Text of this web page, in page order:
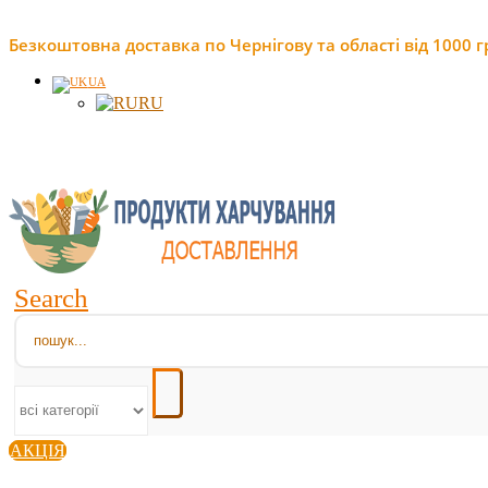
Безкоштовна доставка по Чернігову та області від 1000
UA
RU
Search
АКЦІЯ